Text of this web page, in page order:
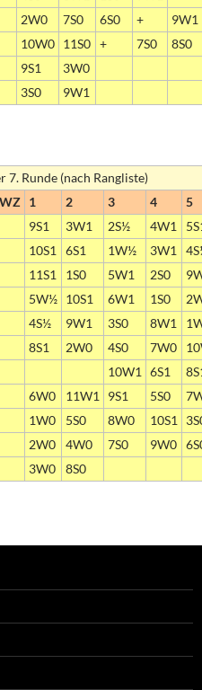
2W0 7S0 6S0 +
9W1
10W0 11S0 + 7S0
8S0
9S1
3W0
3S0 9W1
Runde (nach Rangliste)
1 2 3 4
5
9S1 3W1 2S½ 4W1
10S1 6S1 1W½ 3W1
11S1 1S0 5W1 2S0
5W½ 10S1 6W1 1S0
4S½ 9W1 3S0 8W1
8S1 2W0 4S0 7W0
10W1 6S1
6W0 11W1 9S1 5S0
1W0 5S0 8W0 10S1
2W0 4W0 7S0 9W0
3W0 8S0